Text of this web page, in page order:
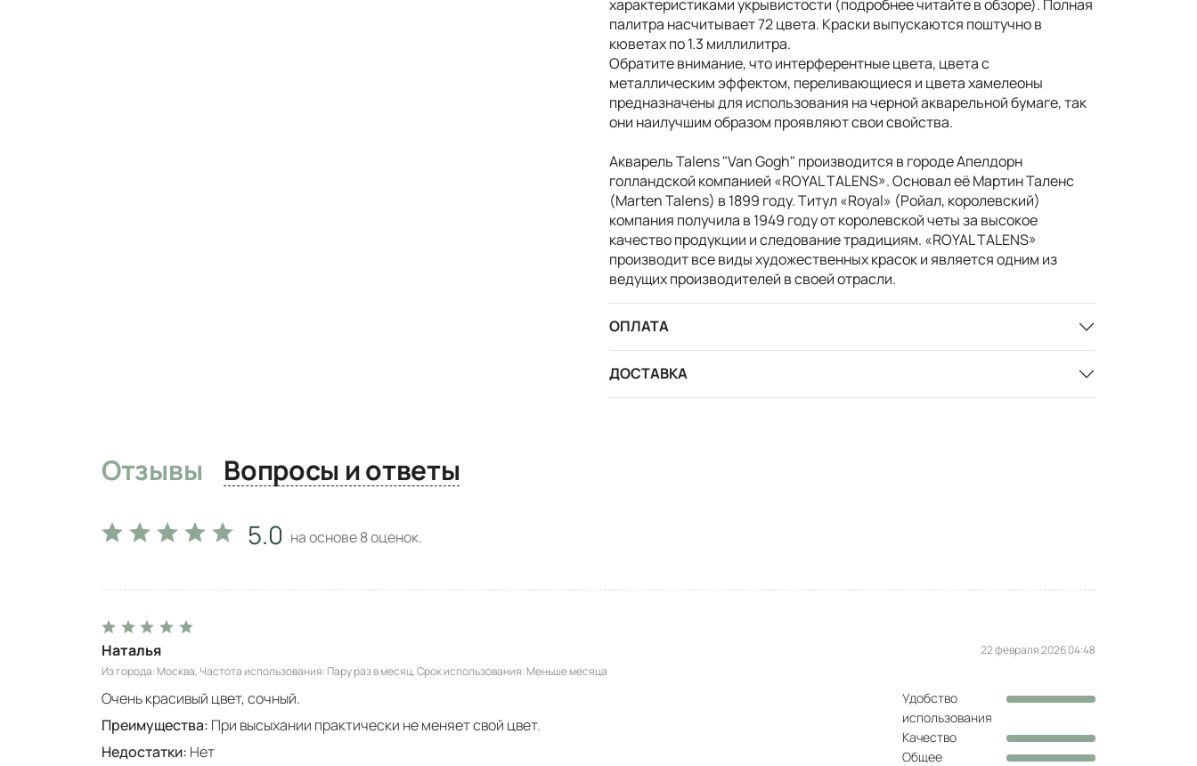
характеристиками укрывистости (подробнее читайте в обзоре). Полная
палитра насчитывает 72 цвета. Краски выпускаются поштучно в
кюветах по 1.3 миллилитра.
Обратите внимание, что интерферентные цвета, цвета с
металлическим эффектом, переливающиеся и цвета хамелеоны
предназначены для использования на черной акварельной бумаге, так
они наилучшим образом проявляют свои свойства.
Акварель Talens "Van Gogh" производится в городе Апелдорн
голландской компанией «ROYAL TALENS». Основал её Мартин Таленс
(Marten Talens) в 1899 году. Титул «Royal» (Ройал, королевский)
компания получила в 1949 году от королевской четы за высокое
качество продукции и следование традициям. «ROYAL TALENS»
производит все виды художественных красок и является одним из
ведущих производителей в своей отрасли.
ОПЛАТА
ДОСТАВКА
Отзывы Вопросы и ответы
5.0 на основе8оценок.
Наталья
Из города Москва Частота использования Пару раз в месяц Срок использования Меньше месяца
22 февраля 2026 04:48
Очень красивый цвет, сочный.
Преимущества: При высыхании практически не меняет свой цвет.
Недостатки: Нет
Удобство
использования
Качество
Общее